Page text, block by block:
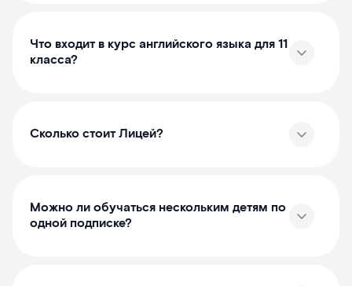
Что входит в курс английского языка для 11
класса?
Сколько стоит Лицей?
Можно ли обучаться нескольким детям по
одной подписке?